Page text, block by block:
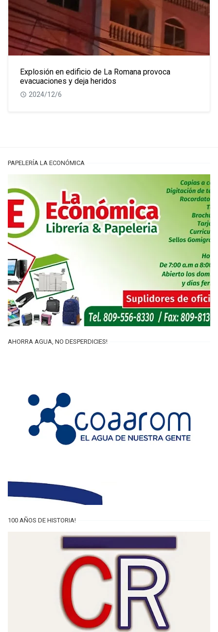
Explosión en edificio de La Romana provoca
evacuaciones y deja heridos
2024/12/6
PAPELERÍA LA ECONÓMICA
AHORRA AGUA, NO DESPERDICIES!
100 AÑOS DE HISTORIA!